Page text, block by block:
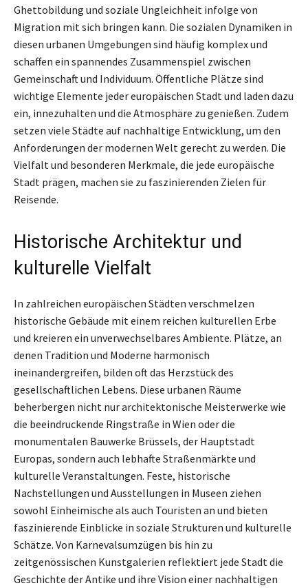
Ghettobildung und soziale Ungleichheit infolge von
Migration mit sich bringen kann. Die sozialen Dynamiken in
diesen urbanen Umgebungen sind häufig komplex und
schaffen ein spannendes Zusammenspiel zwischen
Gemeinschaft und Individuum. Öffentliche Plätze sind
wichtige Elemente jeder europäischen Stadt und laden dazu
ein, innezuhalten und die Atmosphäre zu genießen. Zudem
setzen viele Städte auf nachhaltige Entwicklung, um den
Anforderungen der modernen Welt gerecht zu werden. Die
Vielfalt und besonderen Merkmale, die jede europäische
Stadt prägen, machen sie zu faszinierenden Zielen für
Reisende.
Historische Architektur und
kulturelle Vielfalt
In zahlreichen europäischen Städten verschmelzen
historische Gebäude mit einem reichen kulturellen Erbe
und kreieren ein unverwechselbares Ambiente. Plätze, an
denen Tradition und Moderne harmonisch
ineinandergreifen, bilden oft das Herzstück des
gesellschaftlichen Lebens. Diese urbanen Räume
beherbergen nicht nur architektonische Meisterwerke wie
die beeindruckende Ringstraße in Wien oder die
monumentalen Bauwerke Brüssels, der Hauptstadt
Europas, sondern auch lebhafte Straßenmärkte und
kulturelle Veranstaltungen. Feste, historische
Nachstellungen und Ausstellungen in Museen ziehen
sowohl Einheimische als auch Touristen an und bieten
faszinierende Einblicke in soziale Strukturen und kulturelle
Schätze. Von Karnevalsumzügen bis hin zu
zeitgenössischen Kunstgalerien reflektiert jede Stadt die
Geschichte der Antike und ihre Vision einer nachhaltigen